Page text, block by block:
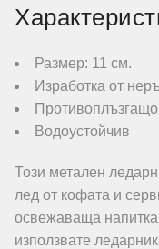
Размер: 11 см.
Изработка от
Водоустойчив
Този метален
лед от кофата и
освежаваща
използвате